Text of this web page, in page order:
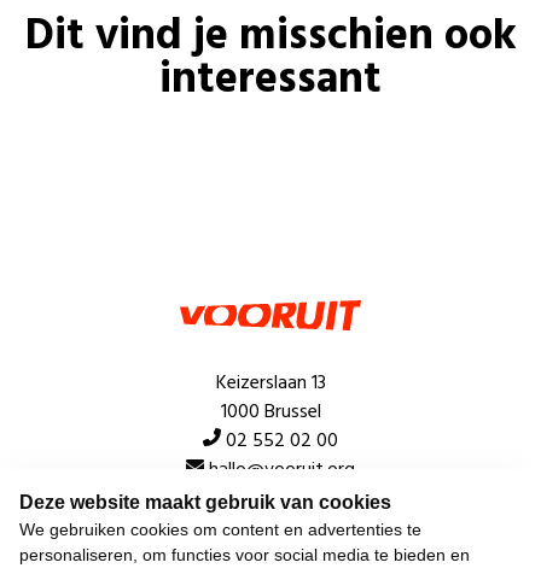
Deze website maakt gebruik van cookies
We gebruiken cookies om content en advertenties te
personaliseren, om functies voor social media te bieden en
Dit vind je misschien ook
interessant
Keizerslaan 13
1000 Brussel
02 552 02 00
hallo@vooruit.org
Snel